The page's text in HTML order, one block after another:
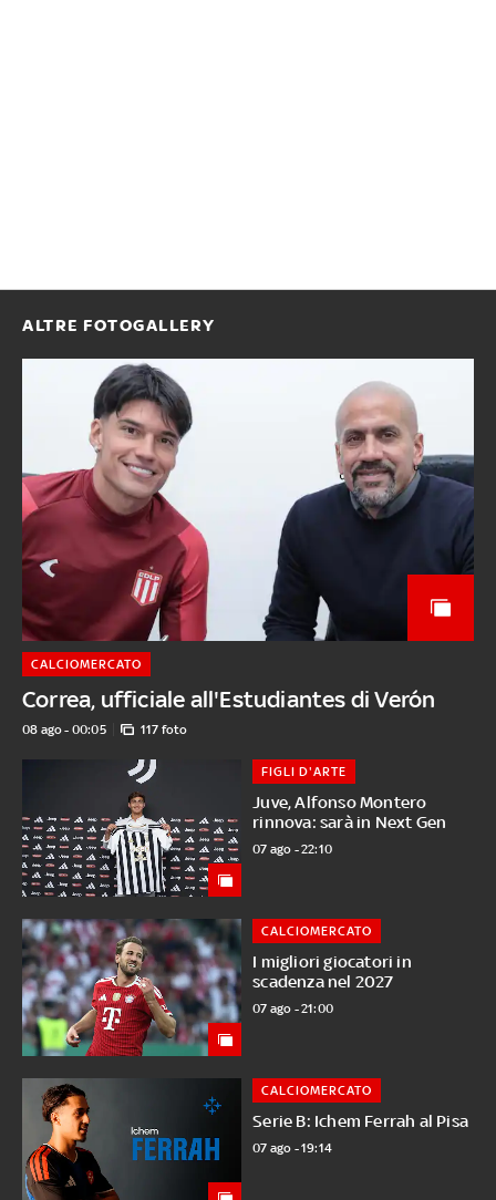
ALTRE FOTOGALLERY
Correa, ufficiale all'Estudiantes di Verón
CALCIOMERCATO
08 ago - 00:05 117 foto
Juve, Alfonso Montero
rinnova: sarà in Next Gen
FIGLI D'ARTE
07 ago - 22:10
I migliori giocatori in
scadenza nel 2027
CALCIOMERCATO
07 ago - 21:00
Serie B: Ichem Ferrah al Pisa
CALCIOMERCATO
07 ago - 19:14